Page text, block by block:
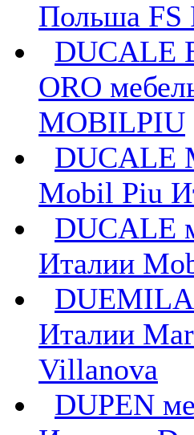
Польша FS
DUCALE
ORO
MOBILPIU
DUCALE
Mobil Piu
DUCALE
Италии
DUEMILA
Италии
Villanova
DUPEN